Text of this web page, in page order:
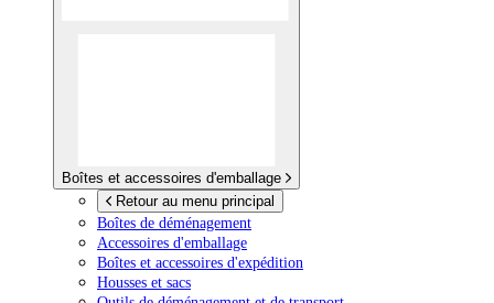
Boîtes et accessoires d'emballage
Retour au menu principal
Boîtes de déménagement
Accessoires d'emballage
Boîtes et accessoires d'expédition
Housses et sacs